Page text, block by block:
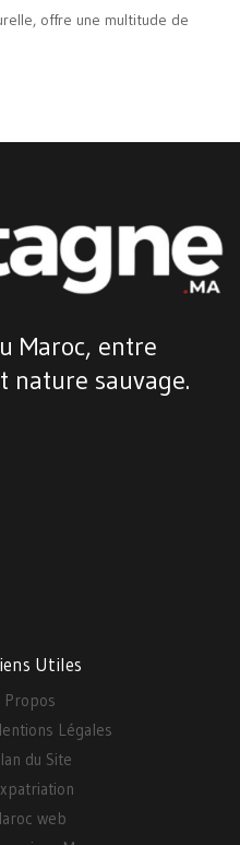
offre une multitude de
Maroc, entre
nature sauvage.
Utiles
Propos
Légales
du Site
web